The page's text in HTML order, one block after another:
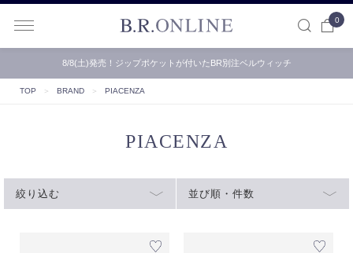
0
8/8(土)発売！ジップポケットが付いたBR別注ベルウィッチ
TOP ＞ BRAND ＞ PIACENZA
PIACENZA
絞り込む 並び順・件数